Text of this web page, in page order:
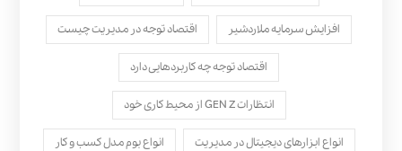
افزایش سرمایه ملاردشیر اقتصاد توجه در مدیریت چیست
اقتصاد توجه چه کاربردهایی دارد
انتظارات GEN Z از محیط کاری خود
انواع ابزارهای دیجیتال در مدیریت انواع بوم مدل کسب‌ و کار